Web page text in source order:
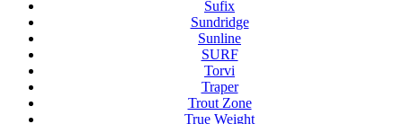
Sufix
Sundridge
Sunline
SURF
Torvi
Traper
Trout Zone
True Weight